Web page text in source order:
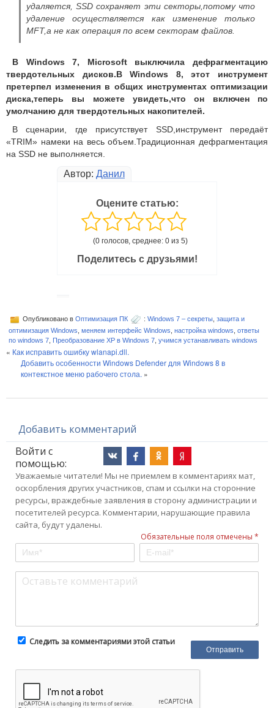
удаляется, SSD сохраняет эти секторы,потому что
удаление осуществляется как изменение только
MFT,а не как операция по всем секторам файлов.
В Windows 7, Microsoft выключила дефрагментацию
твердотельных дисков.В Windows 8, этот инструмент
претерпел изменения в общих инструментах оптимизации
диска,теперь вы можете увидеть,что он включен по
умолчанию для твердотельных накопителей.
В сценарии, где присутствует SSD,инструмент передаёт
«TRIM» намеки на весь объем.Традиционная дефрагментация
на SSD не выполняется
Автор: Данил
Оцените статью:
(0 голосов, среднее: 0 из 5)
Поделитесь с друзьями!
Опубликовано в Оптимизация ПК : Windows 7 – секреты защита и
оптимизация Windows меняем интерфейс Windows настройка windows ответы
по windows 7 Преобразование XP в Windows 7 учимся устанавливать windows
« Как исправить ошибку wlanapi.dll.
Добавить особенности Windows Defender для Windows 8 в
контекстное меню рабочего стола. »
Добавить комментарий
Войти с
помощью:
Уважаемые читатели! Мы не приемлем в комментариях мат,
оскорбления других участников, спам и ссылки на сторонние
ресурсы, враждебные заявления в сторону администрации и
посетителей ресурса. Комментарии, нарушающие правила
сайта, будут удалены.
Обязательные поля отмечены *
Следить за комментариями этой статьи